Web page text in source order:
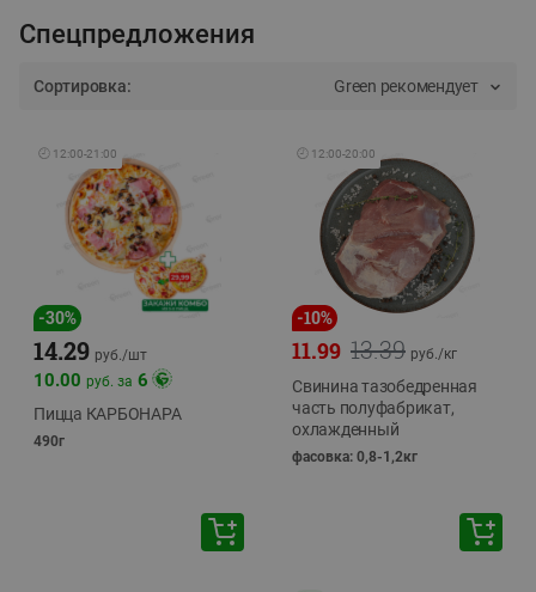
Спецпредложения
Сортировка: Green рекомендует
🕘 12:00-21:00
-30%
14.29 руб./шт
10.00 руб. за 6
Пицца КАРБОНАРА
490г
🕘 12:00-20:00
-10%
13.39
11.99 руб./кг
Свинина тазобедренная
часть полуфабрикат,
охлажденный
фасовка: 0,8-1,2кг